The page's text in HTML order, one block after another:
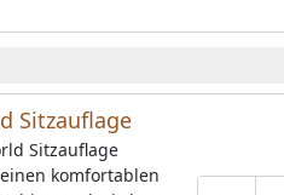
Sitzauflage
Sitzauflage
komfortablen